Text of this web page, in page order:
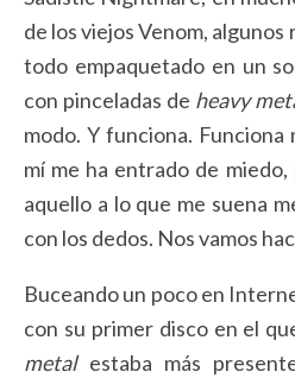
de los viejos Venom, algunos
todo empaquetado en un
con pinceladas de heavy
modo. Y funciona. Funciona
mí me ha entrado de
aquello a lo que me suena
con los dedos. Nos vamos
Buceando un poco en
con su primer disco en el
metalestaba más